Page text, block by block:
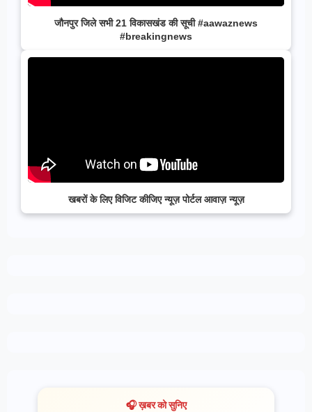
जौनपुर जिले सभी 21 विकासखंड की सूची #aawaznews
#breakingnews
खबरों के लिए विजिट कीजिए न्यूज़ पोर्टल आवाज़ न्यूज़
🎧 ख़बर को सुनिए